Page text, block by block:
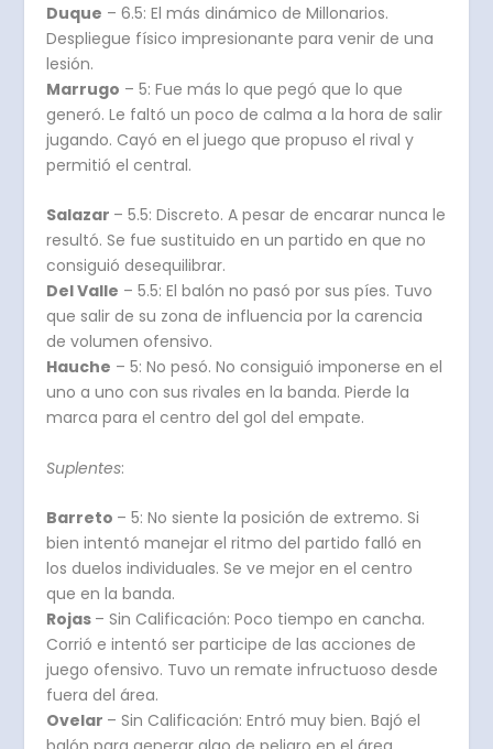
Duque – 6.5: El más dinámico de Millonarios.
Despliegue físico impresionante para venir de una
lesión.
Marrugo – 5: Fue más lo que pegó que lo que
generó. Le faltó un poco de calma a la hora de salir
jugando. Cayó en el juego que propuso el rival y
permitió el central.
Salazar – 5.5: Discreto. A pesar de encarar nunca le
resultó. Se fue sustituido en un partido en que no
consiguió desequilibrar.
Del Valle – 5.5: El balón no pasó por sus píes. Tuvo
que salir de su zona de influencia por la carencia
de volumen ofensivo.
Hauche – 5: No pesó. No consiguió imponerse en el
uno a uno con sus rivales en la banda. Pierde la
marca para el centro del gol del empate.
Suplentes:
Barreto – 5: No siente la posición de extremo. Si
bien intentó manejar el ritmo del partido falló en
los duelos individuales. Se ve mejor en el centro
que en la banda.
Rojas – Sin Calificación: Poco tiempo en cancha.
Corrió e intentó ser participe de las acciones de
juego ofensivo. Tuvo un remate infructuoso desde
fuera del área.
Ovelar – Sin Calificación: Entró muy bien. Bajó el